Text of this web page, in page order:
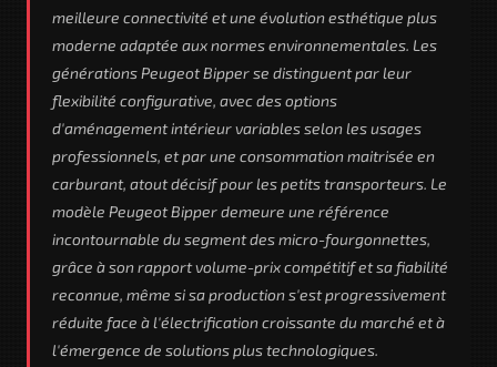
meilleure connectivité et une évolution esthétique plus
moderne adaptée aux normes environnementales. Les
générations Peugeot Bipper se distinguent par leur
flexibilité configurative, avec des options
d'aménagement intérieur variables selon les usages
professionnels, et par une consommation maitrisée en
carburant, atout décisif pour les petits transporteurs. Le
modèle Peugeot Bipper demeure une référence
incontournable du segment des micro-fourgonnettes,
grâce à son rapport volume-prix compétitif et sa fiabilité
reconnue, même si sa production s'est progressivement
réduite face à l'électrification croissante du marché et à
l'émergence de solutions plus technologiques.